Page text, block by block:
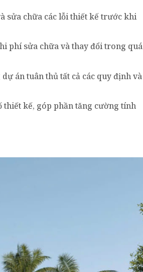
sửa chữa các lỗi thiết kế trước khi
phí sửa chữa và thay đổi trong quá
án tuân thủ tất cả các quy định và
thiết kế, góp phần tăng cường tính